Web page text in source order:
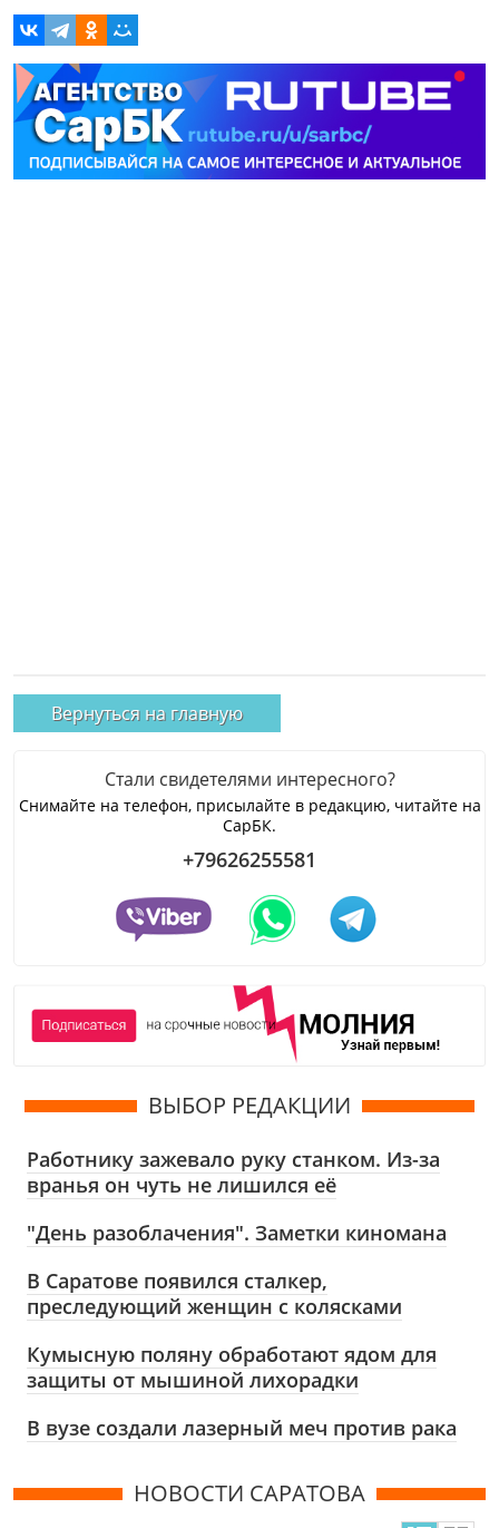
Вернуться на главную
Стали свидетелями интересного?
Снимайте на телефон, присылайте в редакцию, читайте на
СарБК.
+79626255581
ВЫБОР РЕДАКЦИИ
Работнику зажевало руку станком. Из-за
вранья он чуть не лишился её
"День разоблачения". Заметки киномана
В Саратове появился сталкер,
преследующий женщин с колясками
Кумысную поляну обработают ядом для
защиты от мышиной лихорадки
В вузе создали лазерный меч против рака
НОВОСТИ САРАТОВА